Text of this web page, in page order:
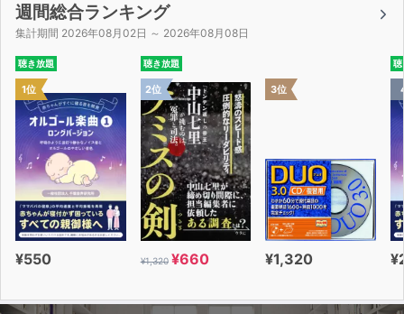
週間総合ランキング
集計期間 2026年08月02日 ～ 2026年08月08日
聴き放題
1位
¥550
聴き放題
2位
¥1,320 ¥660
3位
¥1,320
聴